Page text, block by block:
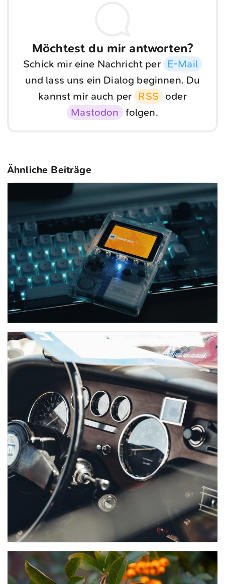
Möchtest du mir antworten?
Schick mir eine Nachricht per E-Mail
und lass uns ein Dialog beginnen. Du
kannst mir auch per RSS oder
Mastodon folgen.
Ähnliche Beiträge